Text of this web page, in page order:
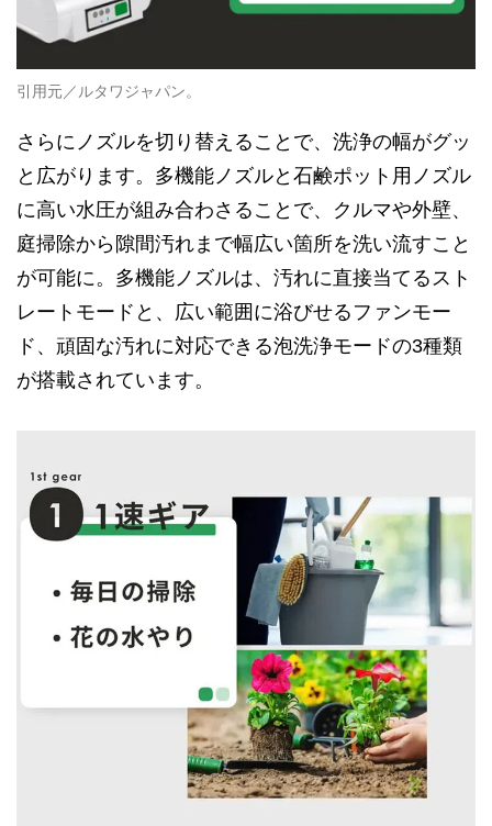
引用元／ルタワジャパン。
さらにノズルを切り替えることで、洗浄の幅がグッ
と広がります。多機能ノズルと石鹸ポット用ノズル
に高い水圧が組み合わさることで、クルマや外壁、
庭掃除から隙間汚れまで幅広い箇所を洗い流すこと
が可能に。多機能ノズルは、汚れに直接当てるスト
レートモードと、広い範囲に浴びせるファンモー
ド、頑固な汚れに対応できる泡洗浄モードの3種類
が搭載されています。